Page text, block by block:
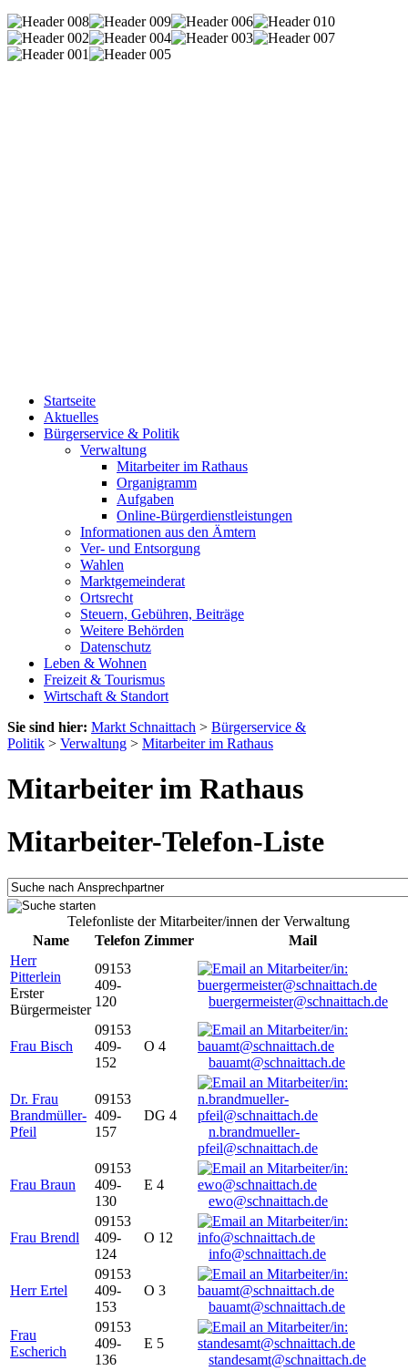
Startseite
Aktuelles
Bürgerservice & Politik
Verwaltung
Mitarbeiter im Rathaus
Organigramm
Aufgaben
Online-Bürgerdienstleistungen
Informationen aus den Ämtern
Ver- und Entsorgung
Wahlen
Marktgemeinderat
Ortsrecht
Steuern, Gebühren, Beiträge
Weitere Behörden
Datenschutz
Leben & Wohnen
Freizeit & Tourismus
Wirtschaft & Standort
Sie sind hier: Markt Schnaittach > Bürgerservice &
Politik > Verwaltung > Mitarbeiter im Rathaus
Mitarbeiter im Rathaus
Mitarbeiter-Telefon-Liste
Telefonliste der Mitarbeiter/innen der Verwaltung
Name
Telefon Zimmer
Mail
Herr
Pitterlein
Erster
Bürgermeister
09153
409-
120
buergermeister@schnaittach.de
Frau Bisch
09153
409-
152
O 4
bauamt@schnaittach.de
Dr. Frau
Brandmüller-
Pfeil
09153
409-
157
DG 4
n.brandmueller-
pfeil@schnaittach.de
Frau Braun
09153
409-
130
E 4
ewo@schnaittach.de
Frau Brendl
09153
409-
124
O 12
info@schnaittach.de
Herr Ertel
09153
409-
153
O 3
bauamt@schnaittach.de
Frau
Escherich
09153
409-
136
E 5
standesamt@schnaittach.de